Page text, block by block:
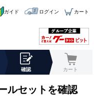
ガイド ログイン カート
確認 カート
ルセットを確認